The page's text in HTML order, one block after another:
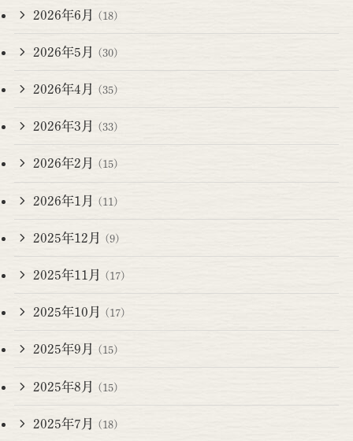
2026年6月 (18)
2026年5月 (30)
2026年4月 (35)
2026年3月 (33)
2026年2月 (15)
2026年1月 (11)
2025年12月 (9)
2025年11月 (17)
2025年10月 (17)
2025年9月 (15)
2025年8月 (15)
2025年7月 (18)